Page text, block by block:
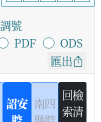
調號
PDF
ODS
匯出
詔安 南四
回檢
索清